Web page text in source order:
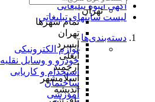
تهران
تمام شهر‌ها
تهران
آبسرد
آبعلی
ارجمند
اسلامشهر
اندیشه
آگهی انبوه تبلیغاتی
لیست سایتهای تبلیغاتی
دسته‌بندی‌ها
لوازم الکترونیکی
خودرو و وسایل نقلیه
استخدام و کاریابی
ساختمان
آموزشی